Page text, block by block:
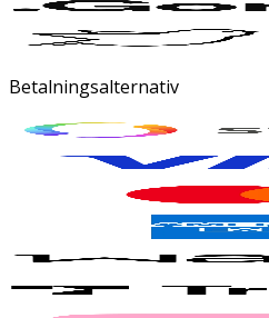
Betalningsalternativ